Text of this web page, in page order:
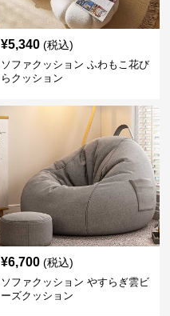
¥5,340 (税込)
ソファクッション ふわもこ花び
らクッション
¥6,700 (税込)
ソファクッション やすらぎ雲ビ
ーズクッション